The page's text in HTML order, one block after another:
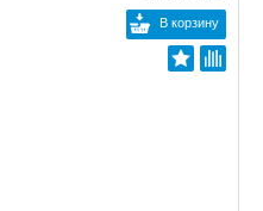
В корзину